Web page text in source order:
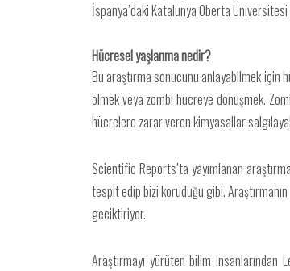
İspanya’daki Katalunya Oberta
Hücresel yaşlanma nedir?
Bu araştırma sonucunu anlayabilmek için
ölmek veya zombi hücreye dönüşmek.
hücrelere zarar veren kimyasallar
Scientific Reports’ta yayımlanan
tespit edip bizi koruduğu gibi.
geciktiriyor.
Araştırmayı yürüten bilim